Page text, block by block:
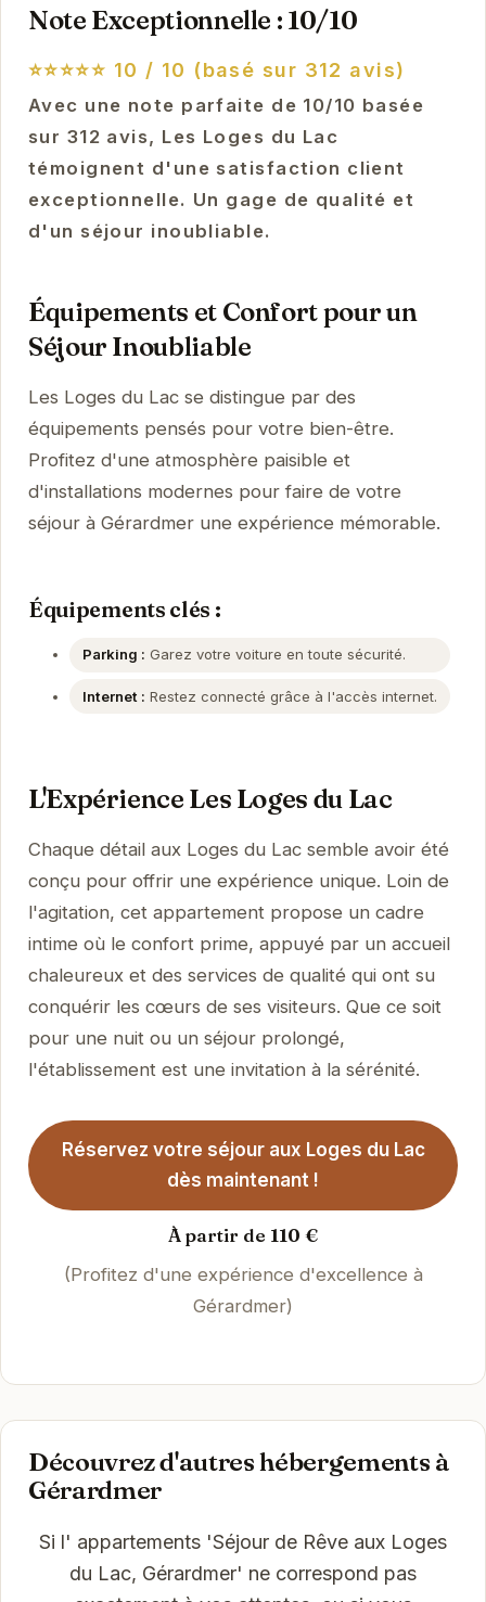
Note Exceptionnelle : 10/10
⭐⭐⭐⭐⭐ 10 / 10 (basé sur 312 avis)
Avec une note parfaite de 10/10 basée
sur 312 avis, Les Loges du Lac
témoignent d'une satisfaction client
exceptionnelle. Un gage de qualité et
d'un séjour inoubliable.
Équipements et Confort pour un
Séjour Inoubliable
Les Loges du Lac se distingue par des
équipements pensés pour votre bien-être.
Profitez d'une atmosphère paisible et
d'installations modernes pour faire de votre
séjour à Gérardmer une expérience mémorable.
Équipements clés :
Parking : Garez votre voiture en toute sécurité.
Internet : Restez connecté grâce à l'accès internet.
L'Expérience Les Loges du Lac
Chaque détail aux Loges du Lac semble avoir été
conçu pour offrir une expérience unique. Loin de
l'agitation, cet appartement propose un cadre
intime où le confort prime, appuyé par un accueil
chaleureux et des services de qualité qui ont su
conquérir les cœurs de ses visiteurs. Que ce soit
pour une nuit ou un séjour prolongé,
l'établissement est une invitation à la sérénité.
Réservez votre séjour aux Loges du Lac
dès maintenant !
À partir de 110 €
(Profitez d'une expérience d'excellence à
Gérardmer)
Découvrez d'autres hébergements à
Gérardmer
Si l' appartements 'Séjour de Rêve aux Loges
du Lac, Gérardmer' ne correspond pas